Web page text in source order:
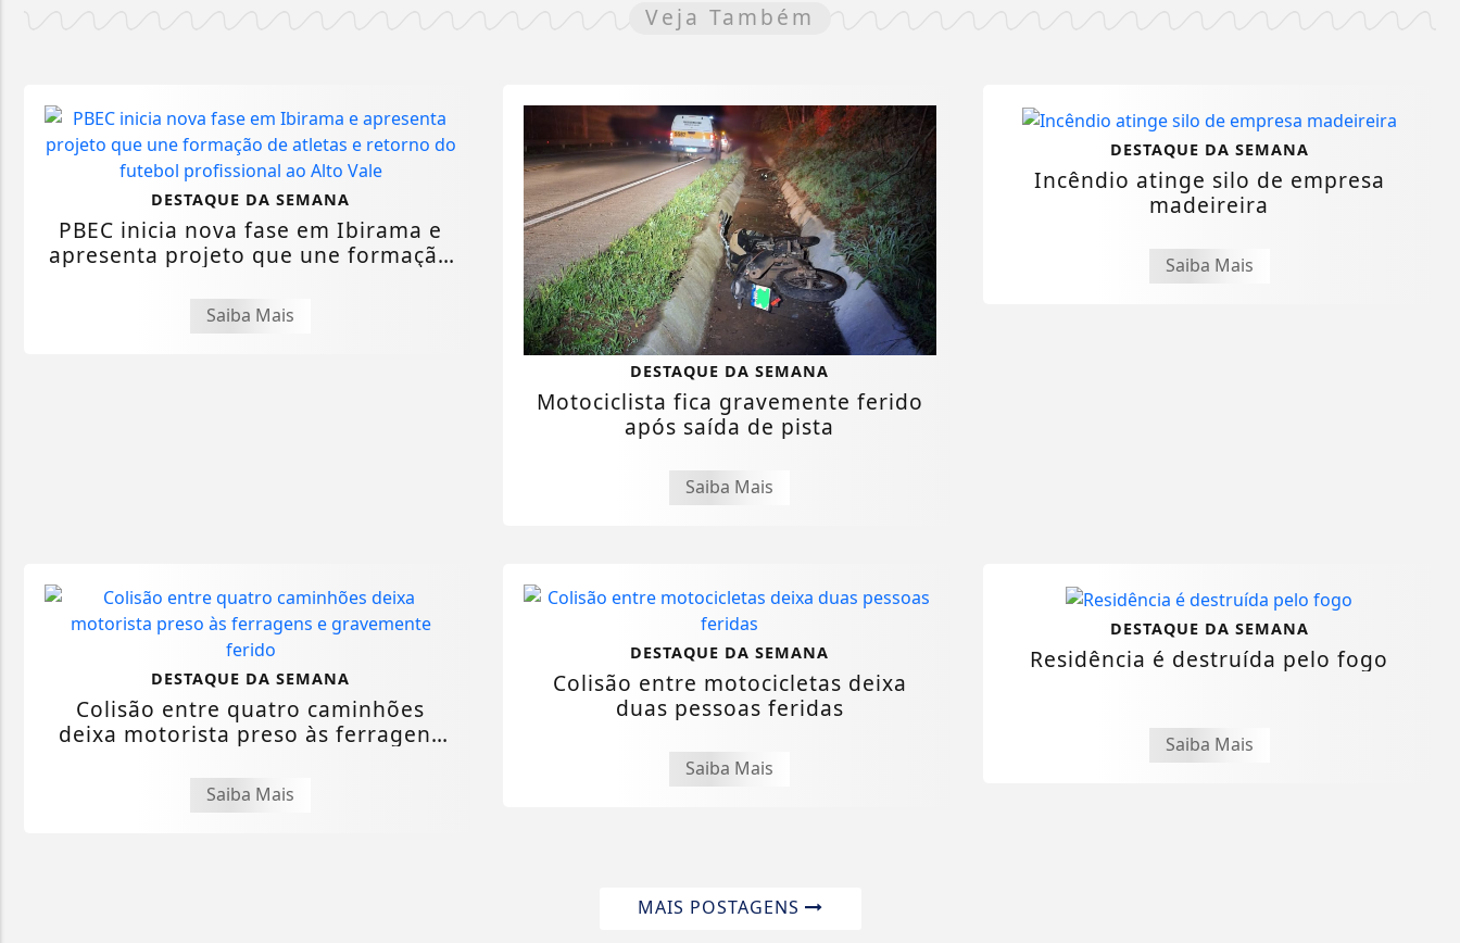
Veja Também
DESTAQUE DA SEMANA
PBEC inicia nova fase em Ibirama e
apresenta projeto que une formação
Saiba Mais
DESTAQUE DA SEMANA
Motociclista fica gravemente ferido
após saída de pista
Saiba Mais
DESTAQUE DA SEMANA
Incêndio atinge silo de empresa
madeireira
Saiba Mais
DESTAQUE DA SEMANA
Colisão entre quatro caminhões
deixa motorista preso às ferragens
Saiba Mais
DESTAQUE DA SEMANA
Colisão entre motocicletas deixa
duas pessoas feridas
Saiba Mais
DESTAQUE DA SEMANA
Residência é destruída pelo fogo
Saiba Mais
MAIS POSTAGENS